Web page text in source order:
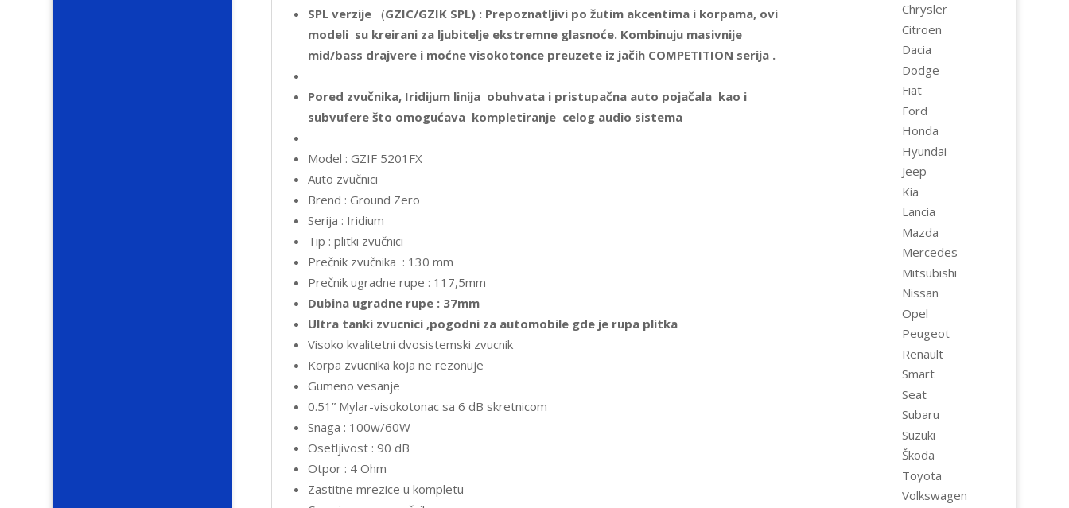
SPL verzije (GZIC/GZIK SPL) : Prepoznatljivi po žutim akcentima i korpama, ovi
modeli su kreirani za ljubitelje ekstremne glasnoće. Kombinuju masivnije
mid/bass drajvere i moćne visokotonce preuzete iz jačih COMPETITION serija .
Pored zvučnika, Iridijum linija obuhvata i pristupačna auto pojačala kao i
subvufere što omogućava kompletiranje celog audio sistema
Model : GZIF 5201FX
Auto zvučnici
Brend : Ground Zero
Serija : Iridium
Tip : plitki zvučnici
Prečnik zvučnika : 130 mm
Prečnik ugradne rupe : 117,5mm
Dubina ugradne rupe : 37mm
Ultra tanki zvucnici ,pogodni za automobile gde je rupa plitka
Visoko kvalitetni dvosistemski zvucnik
Korpa zvucnika koja ne rezonuje
Gumeno vesanje
0.51” Mylar-visokotonac sa 6 dB skretnicom
Snaga : 100w/60W
Osetljivost : 90 dB
Otpor : 4 Ohm
Zastitne mrezice u kompletu
Chrysler
Citroen
Dacia
Dodge
Fiat
Ford
Honda
Hyundai
Jeep
Kia
Lancia
Mazda
Mercedes
Mitsubishi
Nissan
Opel
Peugeot
Renault
Smart
Seat
Subaru
Suzuki
Škoda
Toyota
Volkswagen